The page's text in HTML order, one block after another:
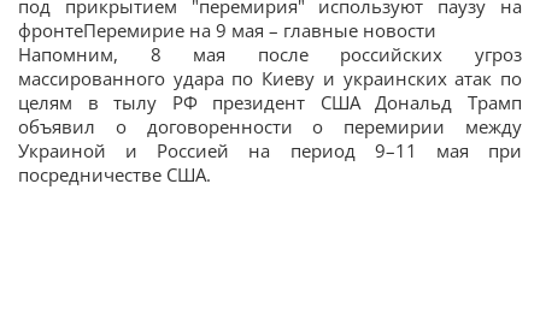
под прикрытием "перемирия" используют паузу на
фронтеПеремирие на 9 мая – главные новости
Напомним, 8 мая после российских угроз
массированного удара по Киеву и украинских атак по
целям в тылу РФ президент США Дональд Трамп
объявил о договоренности о перемирии между
Украиной и Россией на период 9–11 мая при
посредничестве США.